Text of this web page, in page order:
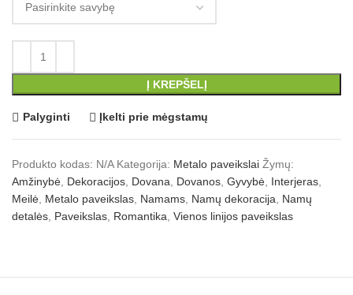
Į KREPŠELĮ
Palyginti Įkelti prie mėgstamų
Produkto kodas: N/A Kategorija: Metalo paveikslai Žymų:
Amžinybė Dekoracijos Dovana Dovanos Gyvybė Interjeras
Meilė Metalo paveikslas Namams Namų dekoracija
Namų
detalės Paveikslas Romantika Vienos linijos paveikslas